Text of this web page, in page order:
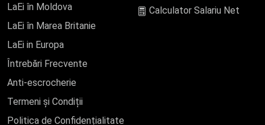
LaEi în Moldova
LaEi în Marea Britanie
LaEi in Europa
Întrebări Frecvente
Anti-escrocherie
Termeni și Condiții
Politica de Confidențialitate
Calculator Salariu Net